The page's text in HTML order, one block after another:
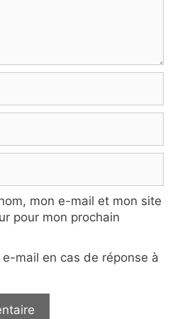
mon e-mail et mon site
pour mon prochain
mail en cas de réponse à